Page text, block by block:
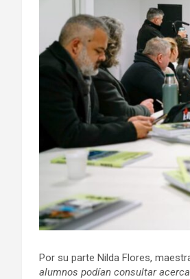
Por su parte Nilda Flores,
alumnos podían consultar